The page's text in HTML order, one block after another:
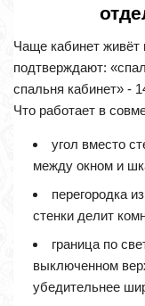
Чаще кабинет живёт
подтверждают:
спальня кабинет» -
Что работает в
угол вместо
между окном и
перегородка
стенки делит
граница по
выключенном
убедительнее